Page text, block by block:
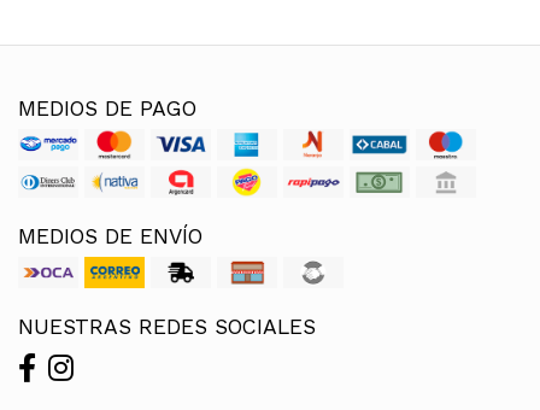
MEDIOS DE PAGO
MEDIOS DE ENVÍO
NUESTRAS REDES SOCIALES